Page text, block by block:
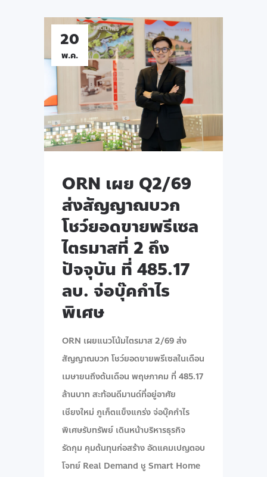
20
พ.ค.
ORN เผย Q2/69
ส่งสัญญาณบวก
โชว์ยอดขายพรีเซล
ไตรมาสที่ 2 ถึง
ปัจจุบัน ที่ 485.17
ลบ. จ่อบุ๊คกำไร
พิเศษ
ORN เผยแนวโน้มไตรมาส 2/69 ส่ง
สัญญาณบวก โชว์ยอดขายพรีเซลในเดือน
เมษายนถึงต้นเดือน พฤษภาคม ที่ 485.17
ล้านบาท สะท้อนดีมานด์ที่อยู่อาศัย
เชียงใหม่ ภูเก็ตแข็งแกร่ง จ่อบุ๊คกำไร
พิเศษรับทรัพย์ เดินหน้าบริหารธุรกิจ
รัดกุม คุมต้นทุนก่อสร้าง อัดแคมเปญตอบ
โจทย์ Real Demand ชู Smart Home